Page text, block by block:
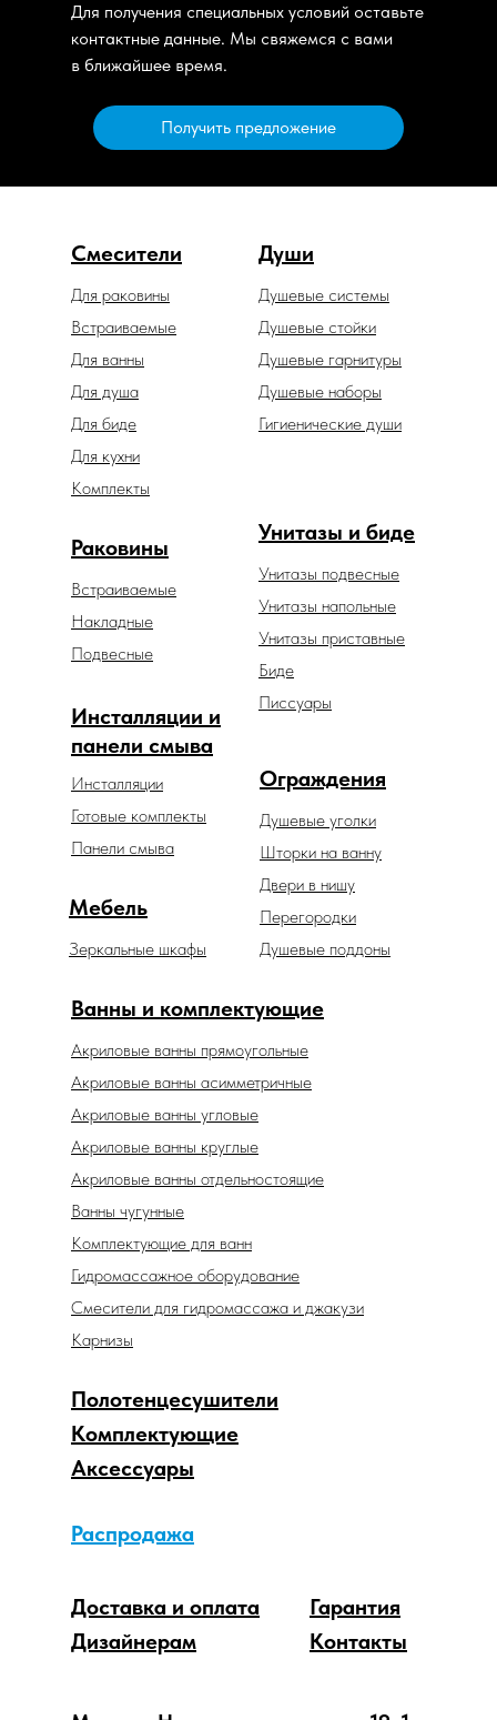
Для получения специальных условий оставьте
контактные данные. Мы свяжемся с вами
в ближайшее время.
Получить предложение
Смесители Души
Душевые гарнитуры
Душевые системы
Гигиенические души
Душевые наборы
Унитазы и биде
Унитазы подвесные
Унитазы напольные
Унитазы приставные
Раковины
Встраиваемые
Накладные
Подвесные
Встраиваемые
Для биде
Для ванны
Для душа
Для раковины
Для кухни
Ванны и комплектующие
Акриловые ванны прямоугольные
Зеркальные шкафы
Мебель
Ограждения
Душевые уголки
Шторки на ванну
Двери в нишу
Перегородки
Аксессуары
Распродажа
Комплектующие
Дизайнерам
Доставка и оплата
Гарантия
Контакты
Душевые стойки
Биде
Душевые поддоны
Акриловые ванны отдельностоящие
Акриловые ванны асимметричные
Акриловые ванны угловые
Акриловые ванны круглые
Ванны чугунные
Комплектующие для ванн
Гидромассажное оборудование
Смесители для гидромассажа и джакузи
Карнизы
Полотенцесушители
Инсталляции и
панели смыва
Инсталляции
Готовые комплекты
Панели смыва
Комплекты
Писсуары